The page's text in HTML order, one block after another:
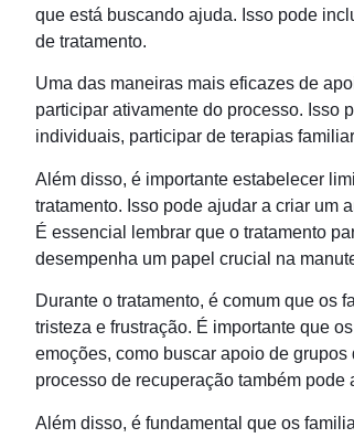
que está buscando ajuda. Isso pode
de tratamento.
Uma das maneiras mais eficazes de
participar ativamente do processo. Isso
individuais, participar de terapias
Além disso, é importante estabelecer
tratamento. Isso pode ajudar a criar um
É essencial lembrar que o tratamento
desempenha um papel crucial na
Durante o tratamento, é comum que os
tristeza e frustração. É importante que
emoções, como buscar apoio de
processo de recuperação também
Além disso, é fundamental que os